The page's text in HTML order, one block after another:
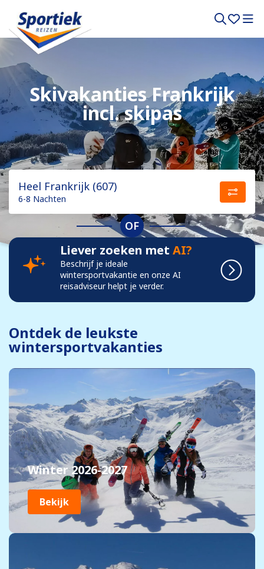
Skivakanties Frankrijk
incl. skipas
Heel Frankrijk (607)
6-8 Nachten
OF
Liever zoeken met AI?
Beschrijf je ideale
wintersportvakantie en onze AI
reisadviseur helpt je verder.
Ontdek de leukste
wintersportvakanties
Winter 2026-2027
Bekijk